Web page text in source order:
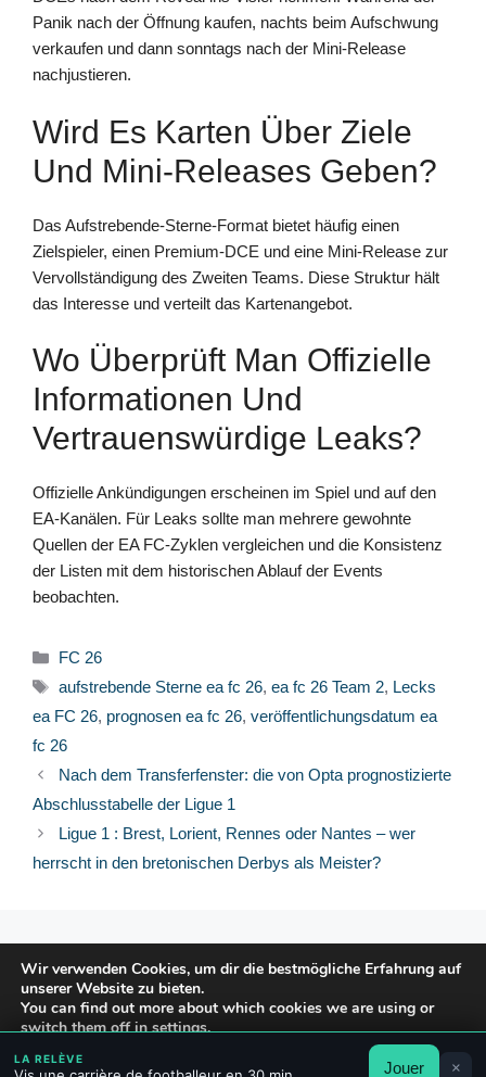
Panik nach der Öffnung kaufen, nachts beim Aufschwung
verkaufen und dann sonntags nach der Mini-Release
nachjustieren.
Wird Es Karten Über Ziele
Und Mini-Releases Geben?
Das Aufstrebende-Sterne-Format bietet häufig einen
Zielspieler, einen Premium-DCE und eine Mini-Release zur
Vervollständigung des Zweiten Teams. Diese Struktur hält
das Interesse und verteilt das Kartenangebot.
Wo Überprüft Man Offizielle
Informationen Und
Vertrauenswürdige Leaks?
Offizielle Ankündigungen erscheinen im Spiel und auf den
EA-Kanälen. Für Leaks sollte man mehrere gewohnte
Quellen der EA FC-Zyklen vergleichen und die Konsistenz
der Listen mit dem historischen Ablauf der Events
beobachten.
Kategorien
FC 26
Schlagwörter
aufstrebende Sterne ea fc 26, ea fc 26 Team 2, Lecks
ea FC 26, prognosen ea fc 26, veröffentlichungsdatum ea
fc 26
Nach dem Transferfenster: die von Opta prognostizierte
Abschlusstabelle der Ligue 1
Ligue 1 : Brest, Lorient, Rennes oder Nantes – wer
herrscht in den bretonischen Derbys als Meister?
© 2026 FPFRANCE.COM
RECHTLICHE HINWEISE
DATENSCHUTZERKLÄRUNG
Wir verwenden Cookies, um dir die bestmögliche Erfahrung auf
unserer Website zu bieten.
You can find out more about which cookies we are using or
switch them off insettings.
Akzeptieren Ablehnen Einstellungen
LA RELÈVE Jouer ×